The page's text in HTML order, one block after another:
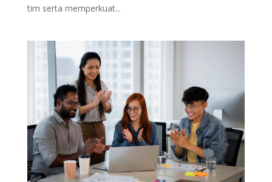
tim serta memperkuat...